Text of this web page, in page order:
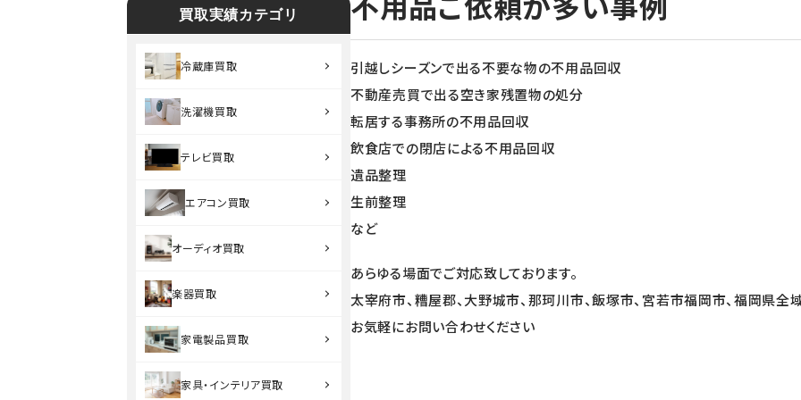
引越しシーズンで出る不要な物の不用品回収
不動産売買で出る空き家残置物の処分
転居する事務所の不用品回収
飲食店での閉店による不用品回収
遺品整理
生前整理
など
あらゆる場面でご対応致しております。
太宰府市、糟屋郡、大野城市、那珂川市、飯塚市、宮若市福岡市、福岡県全
お気軽にお問い合わせください
買取実績カテゴリ
冷蔵庫買取
洗濯機買取
テレビ買取
エアコン買取
オーディオ買取
楽器買取
家電製品買取
家具・インテリア買取